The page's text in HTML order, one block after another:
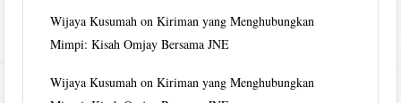
Wijaya Kusumah onKiriman yang Menghubungkan
Mimpi: Kisah Omjay Bersama JNE
Wijaya Kusumah onKiriman yang Menghubungkan